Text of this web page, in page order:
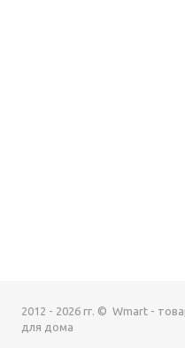
2012 - 2026 гг. © Wmart -
для дома